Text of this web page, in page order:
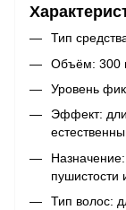
Тип
Объём: 300
Уровень
Эффект:
пушистости
Тип волос: